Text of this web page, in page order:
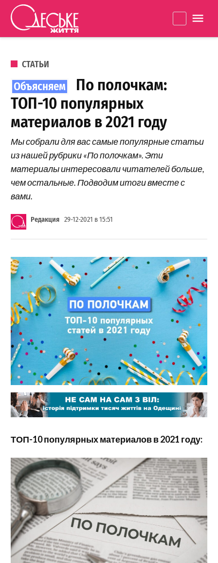
Перейти к содержанию
життя
ОПУБЛИКОВАНО В
СТАТЬИ
По полочкам:
ТОП-10 популярных
материалов в 2021 году
Мы собрали для вас самые популярные статьи
из нашей рубрики «По полочкам». Эти
материалы интересовали читателей больше,
чем остальные. Подводим итоги вместе с
вами.
Редакция 29-12-2021 в 15:51
ТОП-10 популярных материалов в 2021 году: